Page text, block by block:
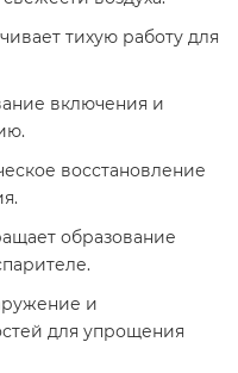
тихую работу для
включения и
восстановление
образование
и
для упрощения